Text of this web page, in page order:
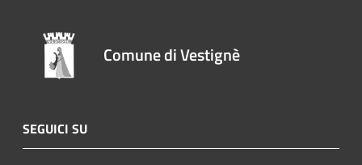
Comune di Vestignè
SEGUICI SU